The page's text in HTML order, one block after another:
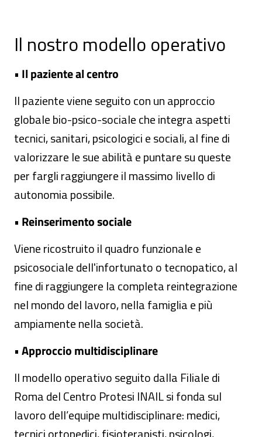
Il nostro modello operativo
• Il paziente al centro
Il paziente viene seguito con un approccio
globale bio-psico-sociale che integra aspetti
tecnici, sanitari, psicologici e sociali, al fine di
valorizzare le sue abilità e puntare su queste
per fargli raggiungere il massimo livello di
autonomia possibile.
• Reinserimento sociale
Viene ricostruito il quadro funzionale e
psicosociale dell'infortunato o tecnopatico, al
fine di raggiungere la completa reintegrazione
nel mondo del lavoro, nella famiglia e più
ampiamente nella società.
•Approccio multidisciplinare
Il modello operativo seguito dalla Filiale di
Roma del Centro Protesi INAIL si fonda sul
lavoro dell’equipe multidisciplinare: medici,